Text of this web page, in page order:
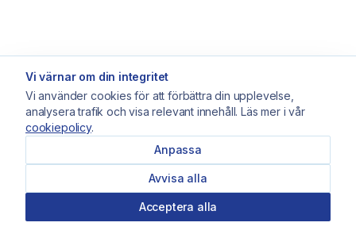
Vi värnar om din integritet
Vi använder cookies för att förbättra din upplevelse,
analysera trafik och visa relevant innehåll. Läs mer i vår
cookiepolicy.
Anpassa
Avvisa alla
Acceptera alla